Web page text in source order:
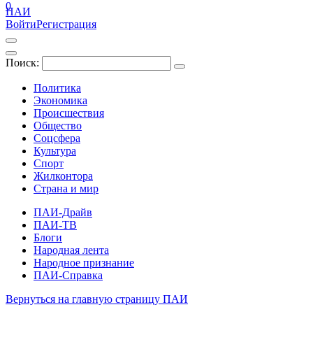
ПАИ
ВойтиРегистрация
Поиск:
Политика
Экономика
Происшествия
Общество
Соцсфера
Культура
Спорт
Жилконтора
Страна и мир
ПАИ-Драйв
ПАИ-ТВ
Блоги
Народная лента
Народное признание
ПАИ-Справка
0
Вернуться на главную страницу ПАИ